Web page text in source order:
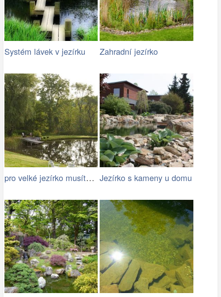
Systém lávek v jezírku Zahradní jezírko
pro velké jezírko musíte mít dost místa Jezírko s kameny u domu